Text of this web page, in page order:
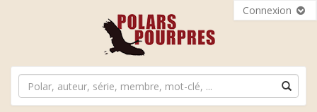
Connexion